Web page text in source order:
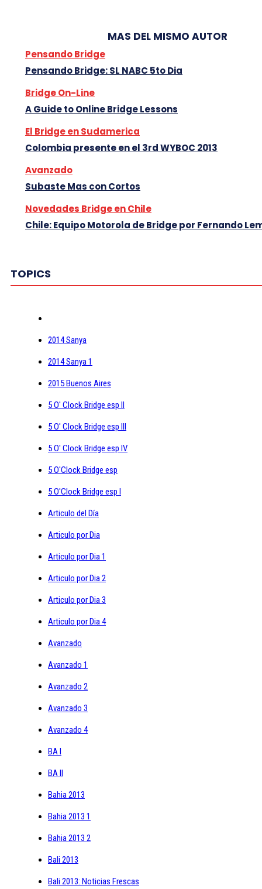
MAS DEL MISMO AUTOR
Pensando Bridge
Pensando Bridge: SL NABC 5to Dia
Bridge On-Line
A Guide to Online Bridge Lessons
El Bridge en Sudamerica
Colombia presente en el 3rd WYBOC 2013
Avanzado
Subaste Mas con Cortos
Novedades Bridge en Chile
Chile: Equipo Motorola de Bridge por Fernando
TOPICS
2014 Sanya
2014 Sanya 1
2015 Buenos Aires
5 O' Clock Bridge esp II
5 O' Clock Bridge esp III
5 O' Clock Bridge esp IV
5 O'Clock Bridge esp
5 O'Clock Bridge esp I
Articulo del Día
Articulo por Dia
Articulo por Dia 1
Articulo por Dia 2
Articulo por Dia 3
Articulo por Dia 4
Avanzado
Avanzado 1
Avanzado 2
Avanzado 3
Avanzado 4
BA I
BA II
Bahia 2013
Bahia 2013 1
Bahia 2013 2
Bali 2013
Bali 2013: Noticias Frescas